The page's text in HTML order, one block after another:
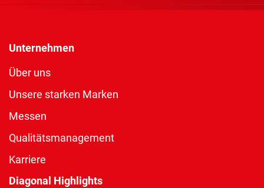
Unternehmen
Über uns
Unsere starken Marken
Messen
Qualitätsmanagement
Karriere
Diagonal Highlights